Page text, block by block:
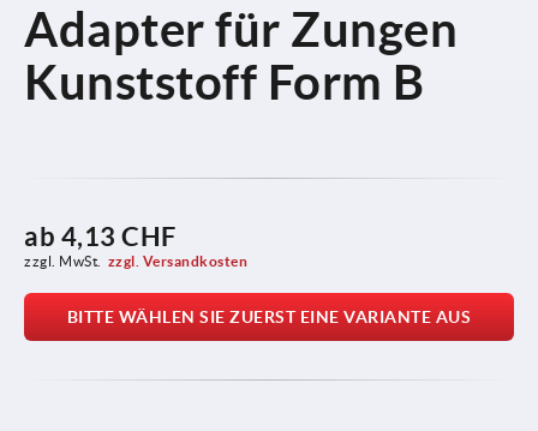
Adapter für Zungen
Kunststoff Form B
ab 4,13 CHF
zzgl. MwSt. zzgl. Versandkosten
BITTE WÄHLEN SIE ZUERST EINE VARIANTE AUS